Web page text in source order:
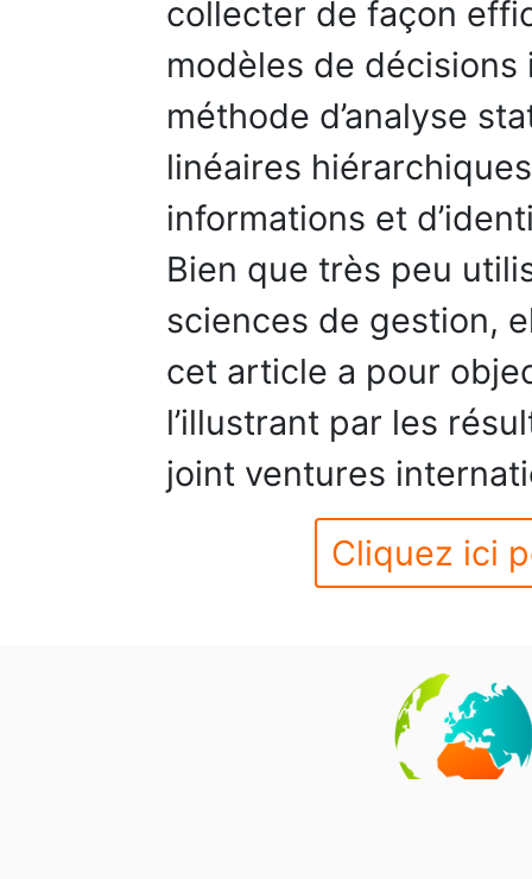
collecter de façon
modèles de
méthode d’analyse
linéaires
informations et
Bien que très peu
sciences de gestion,
cet article a pour
l’illustrant par les
joint ventures
Cliquez ici